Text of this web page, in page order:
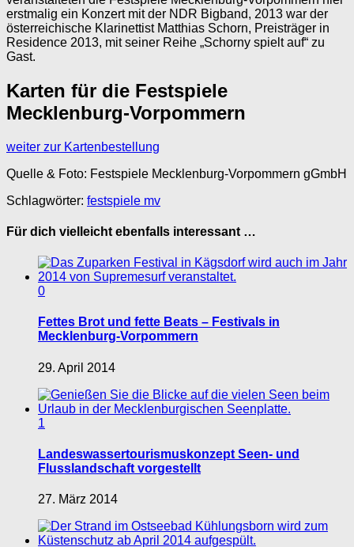
erstmalig ein Konzert mit der NDR Bigband, 2013 war der
österreichische Klarinettist Matthias Schorn, Preisträger in
Residence 2013, mit seiner Reihe „Schorny spielt auf“ zu
Gast.
Karten für die Festspiele
Mecklenburg-Vorpommern
weiter zur Kartenbestellung
Quelle & Foto: Festspiele Mecklenburg-Vorpommern gGmbH
Schlagwörter: festspiele mv
Für dich vielleicht ebenfalls interessant …
0
Fettes Brot und fette Beats – Festivals in
Mecklenburg-Vorpommern
29. April 2014
1
Landeswassertourismuskonzept Seen- und
Flusslandschaft vorgestellt
27. März 2014